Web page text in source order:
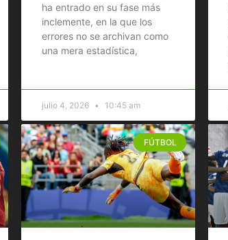
ha entrado en su fase más
inclemente, en la que los
errores no se archivan como
una mera estadística,
julio 4, 2026 10:45 am
FÚTBOL